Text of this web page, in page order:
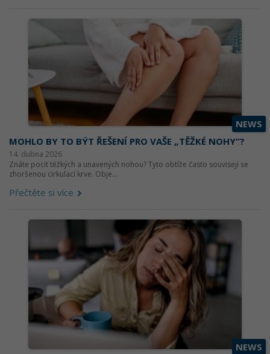
NEWS
MOHLO BY TO BÝT ŘEŠENÍ PRO VAŠE „TĚŽKÉ NOHY“?
14. dubna 2026
Znáte pocit těžkých a unavených nohou? Tyto obtíže často souvisejí se
zhoršenou cirkulací krve. Obje...
Přečtěte si více
NEWS